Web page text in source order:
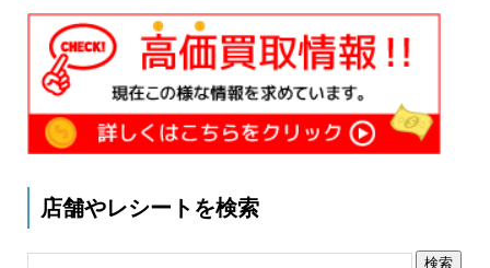
店舗やレシートを検索